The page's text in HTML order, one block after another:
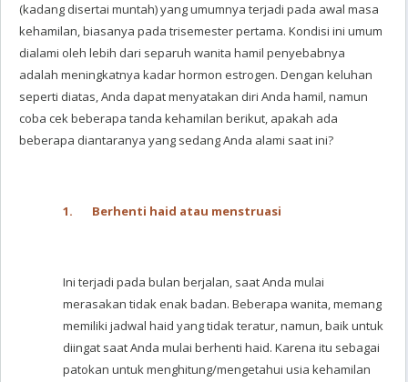
(kadang disertai muntah) yang umumnya terjadi pada awal masa
kehamilan, biasanya pada trisemester pertama. Kondisi ini umum
dialami oleh lebih dari separuh wanita hamil penyebabnya
adalah meningkatnya kadar hormon estrogen. Dengan keluhan
seperti diatas, Anda dapat menyatakan diri Anda hamil, namun
coba cek beberapa tanda kehamilan berikut, apakah ada
beberapa diantaranya yang sedang Anda alami saat ini?
1. Berhenti haid atau menstruasi
Ini terjadi pada bulan berjalan, saat Anda mulai
merasakan tidak enak badan. Beberapa wanita, memang
memiliki jadwal haid yang tidak teratur, namun, baik untuk
diingat saat Anda mulai berhenti haid. Karena itu sebagai
patokan untuk menghitung/mengetahui usia kehamilan